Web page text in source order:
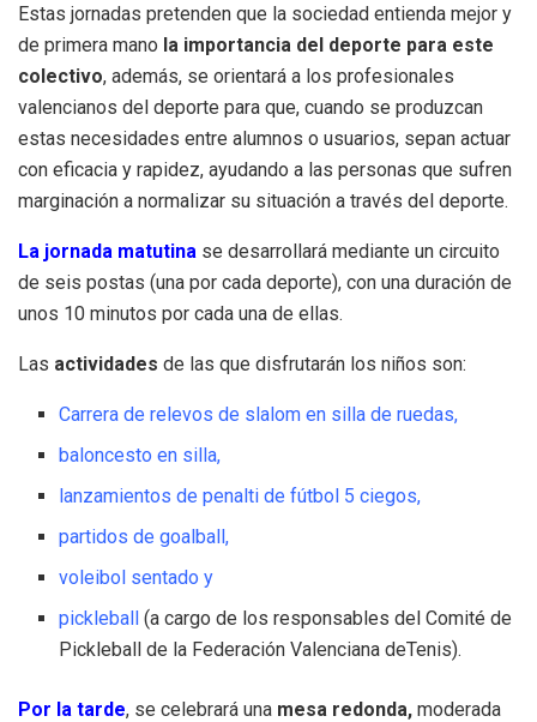
Estas jornadas pretenden que la sociedad entienda mejor y
de primera mano la importancia del deporte para este
colectivo, además, se orientará a los profesionales
valencianos del deporte para que, cuando se produzcan
estas necesidades entre alumnos o usuarios, sepan actuar
con eficacia y rapidez, ayudando a las personas que sufren
marginación a normalizar su situación a través del deporte.
La jornada matutina se desarrollará mediante un circuito
de seis postas (una por cada deporte), con una duración de
unos 10 minutos por cada una de ellas.
Las actividades de las que disfrutarán los niños son:
Carrera de relevos de slalom en silla de ruedas,
baloncesto en silla,
lanzamientos de penalti de fútbol 5 ciegos,
partidos de goalball,
voleibol sentado y
pickleball(a cargo de los responsables del Comité de
Pickleball de la Federación Valenciana deTenis).
Por la tarde, se celebrará una mesa redonda, moderada